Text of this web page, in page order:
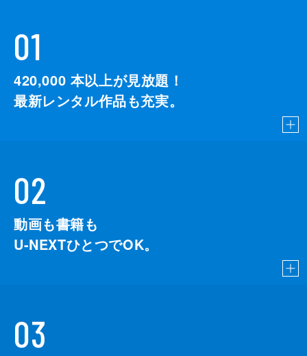
01
420,000 本以上が見放題！
最新レンタル作品も充実。
02
動画も書籍も
U-NEXTひとつでOK。
03